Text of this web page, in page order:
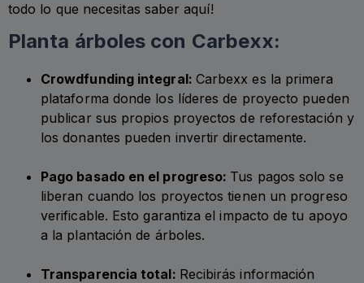
todo lo que necesitas saber aquí!
Planta árboles con Carbexx:
Crowdfunding integral: Carbexx es la primera
plataforma donde los líderes de proyecto pueden
publicar sus propios proyectos de reforestación y
los donantes pueden invertir directamente.
Pago basado en el progreso: Tus pagos solo se
liberan cuando los proyectos tienen un progreso
verificable. Esto garantiza el impacto de tu apoyo
a la plantación de árboles.
Transparencia total: Recibirás información